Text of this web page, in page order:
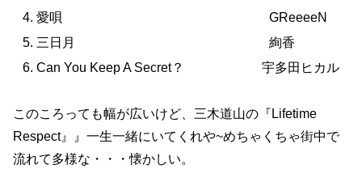
愛唄 GReeeeN
三日月 絢香
Can You Keep A Secret？ 宇多田ヒカル
このころっても幅が広いけど、三木道山の『Lifetime
Respect』』一生一緒にいてくれや~めちゃくちゃ街中で
流れて多様な・・・懐かしい。